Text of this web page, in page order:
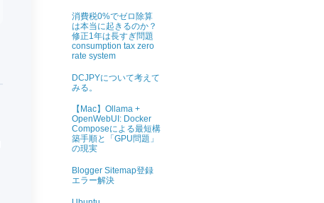
消費税0%でゼロ除算
は本当に起きるのか？
修正1年は長すぎ問題
consumption tax zero
rate system
DCJPYについて考えて
みる。
【Mac】Ollama +
OpenWebUI: Docker
Composeによる最短構
築手順と「GPU問題」
の現実
Blogger Sitemap登録
エラー解決